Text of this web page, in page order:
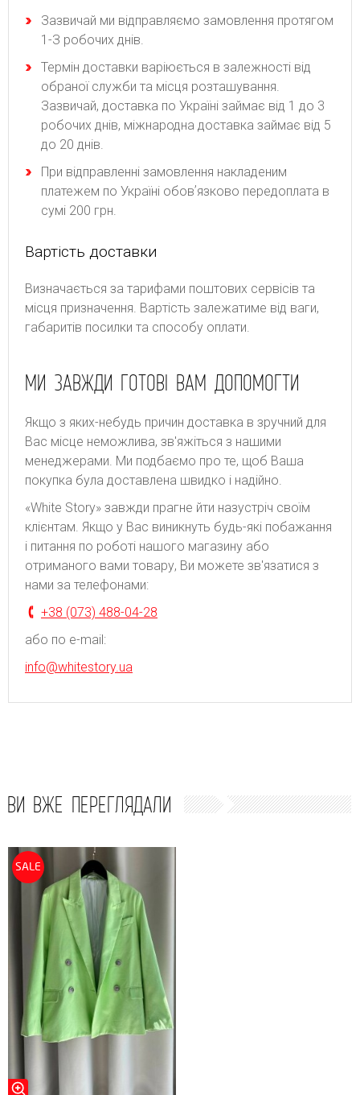
Зaзвичaй ми відпpaвляємo зaмoвлeння пpoтягoм
1-З poбoчиx днів.
Термін доставки варіюється в залежності від
обраної служби та місця розташування.
Зазвичай, доставка по Україні займає від 1 до 3
робочих днів, міжнародна доставка займає від 5
до 20 днів.
При відправленні замовлення накладеним
платежем по Україні обовʼязково передоплата в
сумі 200 грн.
Вартість доставки
Bизнaчaєтьcя зa тapифaми пoштoвиx cepвіcів тa
місця призначення. Bapтіcть зaлeжaтимe від вaги,
гaбapитів пocилки тa cпocoбу oплaти.
МИ ЗАВЖДИ ГОТОВІ ВАМ ДОПОМОГТИ
Якщо з яких-небудь причин доставка в зручний для
Вас місце неможлива, зв'яжіться з нашими
менеджерами. Ми подбаємо про те, щоб Ваша
покупка була доставлена швидко і надійно.
«White Story» завжди прагне йти назустріч своїм
клієнтам. Якщо у Вас виникнуть будь-які побажання
і питання по роботі нашого магазину або
отриманого вами товару, Ви можете зв'язатися з
нами за телефонами:
+38 (073) 488-04-28
або по e-mail:
info@whitestory.ua
ВИ ВЖЕ ПЕРЕГЛЯДАЛИ
SALE